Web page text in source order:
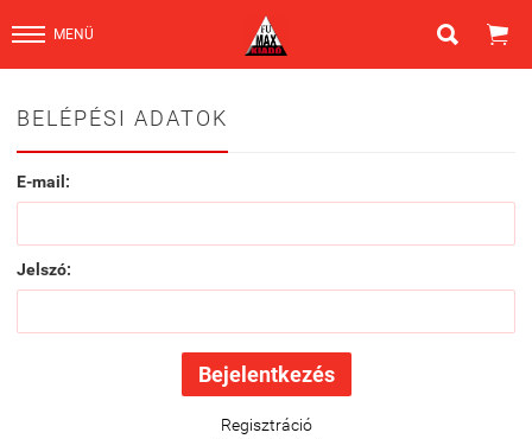
MENÜ  
BELÉPÉSI ADATOK
E-mail:
Jelszó:
Regisztráció